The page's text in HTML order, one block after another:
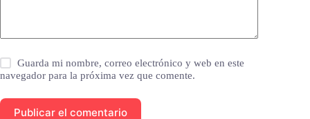
Guarda mi nombre, correo electrónico y web en este
navegador para la próxima vez que comente.
Publicar el comentario